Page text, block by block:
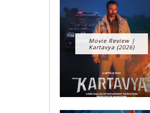
Movie Review |
Kartavya (2026)